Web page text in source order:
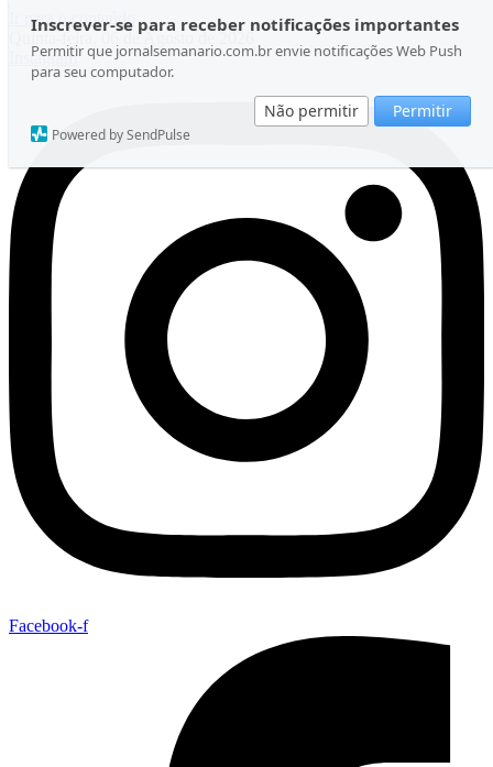
Inscrever-se para receber notificações importantes
Permitir que jornalsemanario.com.br envie notificações Web Push
para seu computador.
Não permitir Permitir
Powered by SendPulse
Ir para o conteúdo
Quinta-feira, 06 de Agosto de 2026
Instagram
Facebook-f